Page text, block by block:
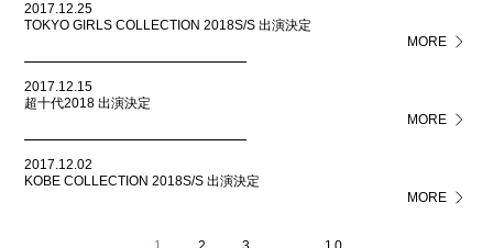
2017.12.25
TOKYO GIRLS COLLECTION 2018S/S 出演決定
MORE
2017.12.15
超十代2018 出演決定
MORE
2017.12.02
KOBE COLLECTION 2018S/S 出演決定
MORE